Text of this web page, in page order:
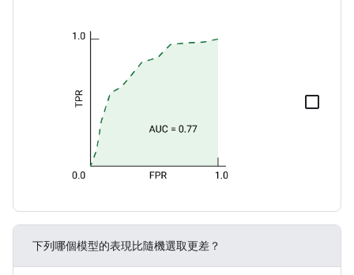
下列哪個模型的表現比隨機選取更差？